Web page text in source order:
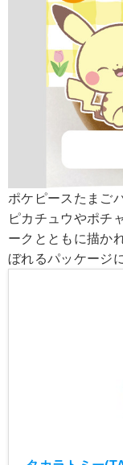
ポケピースたまご
ピカチュウやポチ
ークとともに描か
ぼれるパッケージ